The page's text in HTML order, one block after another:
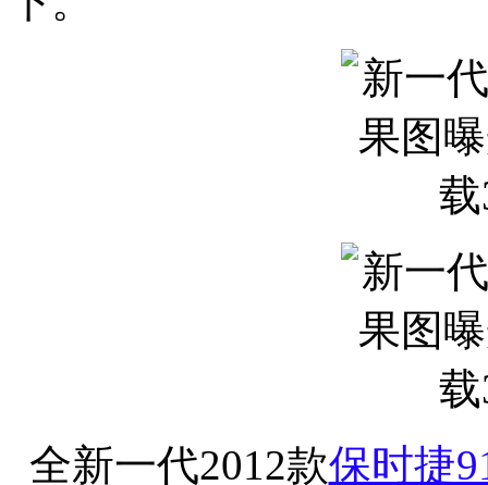
全新一代2012款保时捷